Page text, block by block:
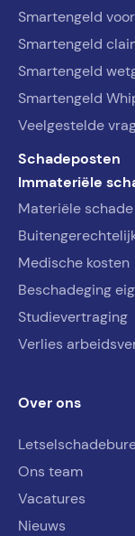
Smartengeld
Smartengeld
Smartengeld
Smartengeld
Veelgestelde
Schadeposten
Immateriële
Materiële schade
Medische kosten
Beschadeging
Studievertraging
Verlies
Over ons
Ons team
Vacatures
Nieuws